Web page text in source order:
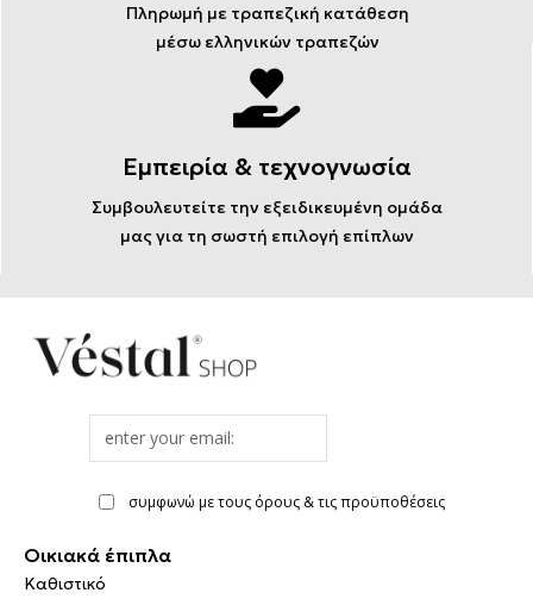
Πληρωμή με τραπεζική κατάθεση
μέσω ελληνικών τραπεζών
Εμπειρία & τεχνογνωσία
Συμβουλευτείτε την εξειδικευμένη ομάδα
μας για τη σωστή επιλογή επίπλων
συμφωνώ με τους όρους & τις προϋποθέσεις
Οικιακά έπιπλα
Καθιστικό